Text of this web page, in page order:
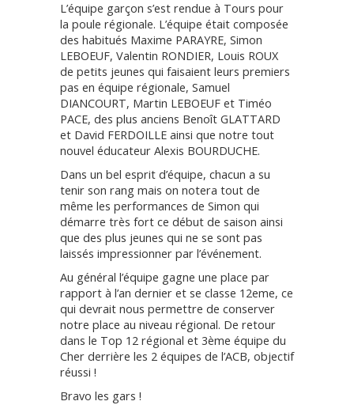
L’équipe garçon s’est rendue à Tours pour
la poule régionale. L’équipe était composée
des habitués Maxime PARAYRE, Simon
LEBOEUF, Valentin RONDIER, Louis ROUX
de petits jeunes qui faisaient leurs premiers
pas en équipe régionale, Samuel
DIANCOURT, Martin LEBOEUF et Timéo
PACE, des plus anciens Benoît GLATTARD
et David FERDOILLE ainsi que notre tout
nouvel éducateur Alexis BOURDUCHE.
Dans un bel esprit d’équipe, chacun a su
tenir son rang mais on notera tout de
même les performances de Simon qui
démarre très fort ce début de saison ainsi
que des plus jeunes qui ne se sont pas
laissés impressionner par l’événement.
Au général l’équipe gagne une place par
rapport à l’an dernier et se classe 12eme, ce
qui devrait nous permettre de conserver
notre place au niveau régional. De retour
dans le Top 12 régional et 3ème équipe du
Cher derrière les 2 équipes de l’ACB, objectif
réussi !
Bravo les gars !